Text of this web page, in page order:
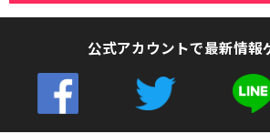
公式アカウントで最新情報